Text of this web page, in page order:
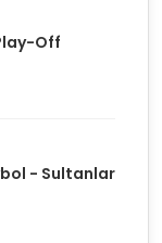
Off
- Sultanlar